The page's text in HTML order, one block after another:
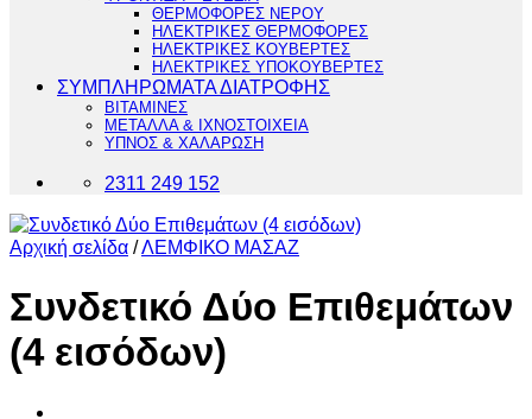
ΘΕΡΜΟΦΟΡΕΣ ΝΕΡΟΥ
ΗΛΕΚΤΡΙΚΕΣ ΘΕΡΜΟΦΟΡΕΣ
ΗΛΕΚΤΡΙΚΕΣ ΚΟΥΒΕΡΤΕΣ
ΗΛΕΚΤΡΙΚΕΣ ΥΠΟΚΟΥΒΕΡΤΕΣ
ΣΥΜΠΛΗΡΩΜΑΤΑ ΔΙΑΤΡΟΦΗΣ
ΒΙΤΑΜΙΝΕΣ
ΜΕΤΑΛΛΑ & ΙΧΝΟΣΤΟΙΧΕΙΑ
ΥΠΝΟΣ & ΧΑΛΑΡΩΣΗ
2311 249 152
Αρχική σελίδα /ΛΕΜΦΙΚΟ ΜΑΣΑΖ
Συνδετικό Δύο Επιθεμάτων
(4 εισόδων)